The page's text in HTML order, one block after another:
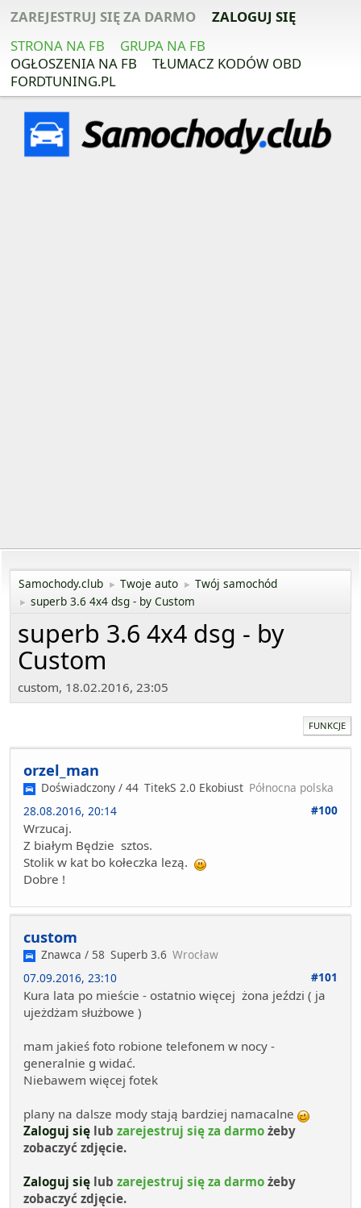
ZAREJESTRUJ SIĘ ZA DARMO
ZALOGUJ SIĘ
STRONA NA FB
GRUPA NA FB
OGŁOSZENIA NA FB
TŁUMACZ KODÓW OBD
FORDTUNING.PL
Samochody.club ► Twoje auto ► Twój samochód
► superb 3.6 4x4 dsg - by Custom
superb 3.6 4x4 dsg - by
Custom
custom, 18.02.2016, 23:05
FUNKCJE
orzel_man
Doświadczony / 44 TitekS 2.0 Ekobiust Północna polska
28.08.2016, 20:14
#100
Wrzucaj.
Z białym Będzie sztos.
Stolik w kat bo kołeczka lezą.
Dobre !
custom
Znawca / 58 Superb 3.6 Wrocław
07.09.2016, 23:10
#101
Kura lata po mieście - ostatnio więcej żona jeździ ( ja
ujeżdżam służbowe )
mam jakieś foto robione telefonem w nocy -
generalnie g widać.
Niebawem więcej fotek
plany na dalsze mody stają bardziej namacalne
Zaloguj się lub zarejestruj się za darmo żeby
zobaczyć zdjęcie.
Zaloguj się lub zarejestruj się za darmo żeby
zobaczyć zdjęcie.